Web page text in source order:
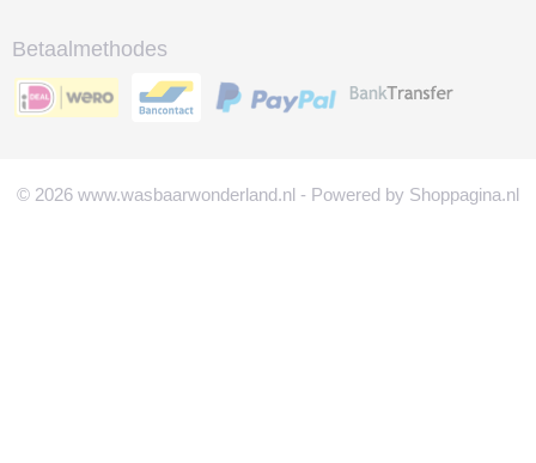
Betaalmethodes
© 2026 www.wasbaarwonderland.nl - Powered by Shoppagina.nl